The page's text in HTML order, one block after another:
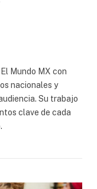
Mundo MX con
nacionales y
Su trabajo
clave de cada